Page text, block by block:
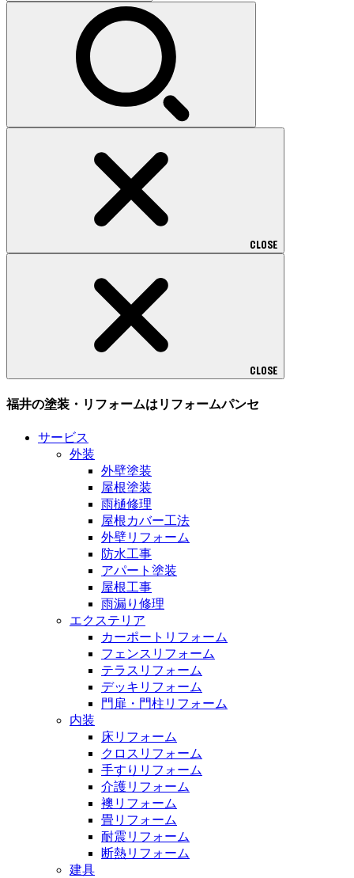
索:
CLOSE
CLOSE
福井の塗装・リフォームはリフォームパンセ
サービス
外装
外壁塗装
屋根塗装
雨樋修理
屋根カバー工法
外壁リフォーム
防水工事
アパート塗装
屋根工事
雨漏り修理
エクステリア
カーポートリフォーム
フェンスリフォーム
テラスリフォーム
デッキリフォーム
門扉・門柱リフォーム
内装
床リフォーム
クロスリフォーム
手すりリフォーム
介護リフォーム
襖リフォーム
畳リフォーム
耐震リフォーム
断熱リフォーム
建具